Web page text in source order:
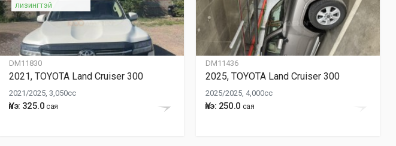
DM11830
лизингтэй
2021, TOYOTA Land Cruiser 300
2021/2025, 3,050cc
Үнэ: 325.0 сая
DM11436
2025, TOYOTA Land Cruiser 300
2025/2025, 4,000cc
Үнэ: 250.0 сая